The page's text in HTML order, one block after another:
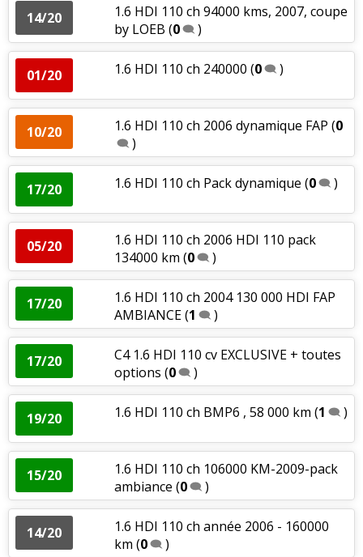
14/20
1.6 HDI 110 ch 94000 kms, 2007, coupe
by LOEB (0 )
01/20 1.6 HDI 110 ch 240000 (0 )
10/20 1.6 HDI 110 ch 2006 dynamique FAP (0
)
17/20 1.6 HDI 110 ch Pack dynamique (0 )
05/20
1.6 HDI 110 ch 2006 HDI 110 pack
134000 km (0 )
17/20
1.6 HDI 110 ch 2004 130 000 HDI FAP
AMBIANCE(1 )
17/20
C4 1.6 HDI 110 cv EXCLUSIVE + toutes
options (0 )
19/20 1.6 HDI 110 ch BMP6 , 58 000 km (1 )
15/20
1.6 HDI 110 ch 106000 KM-2009-pack
ambiance (0 )
14/20
1.6 HDI 110 ch année 2006 - 160000
km (0 )